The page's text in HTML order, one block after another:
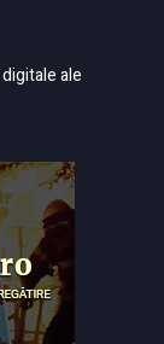
ale